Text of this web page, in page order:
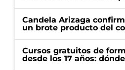
Candela Arizaga
un brote producto del
Cursos gratuitos de
desde los 17 años: